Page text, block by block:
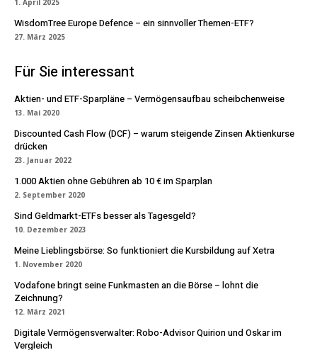
1. April 2025
WisdomTree Europe Defence – ein sinnvoller Themen-ETF?
27. März 2025
Für Sie interessant
Aktien- und ETF-Sparpläne – Vermögensaufbau scheibchenweise
13. Mai 2020
Discounted Cash Flow (DCF) – warum steigende Zinsen Aktienkurse
drücken
23. Januar 2022
1.000 Aktien ohne Gebühren ab 10 € im Sparplan
2. September 2020
Sind Geldmarkt-ETFs besser als Tagesgeld?
10. Dezember 2023
Meine Lieblingsbörse: So funktioniert die Kursbildung auf Xetra
1. November 2020
Vodafone bringt seine Funkmasten an die Börse – lohnt die
Zeichnung?
12. März 2021
Digitale Vermögensverwalter: Robo-Advisor Quirion und Oskar im
Vergleich